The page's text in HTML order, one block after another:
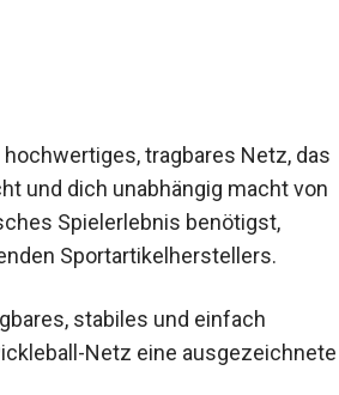
tragbares Netz, das
und dich unabhängig macht von
Spielerlebnis benötigst,
Sportartikelherstellers.
stabiles und einfach
Netz eine ausgezeichnete